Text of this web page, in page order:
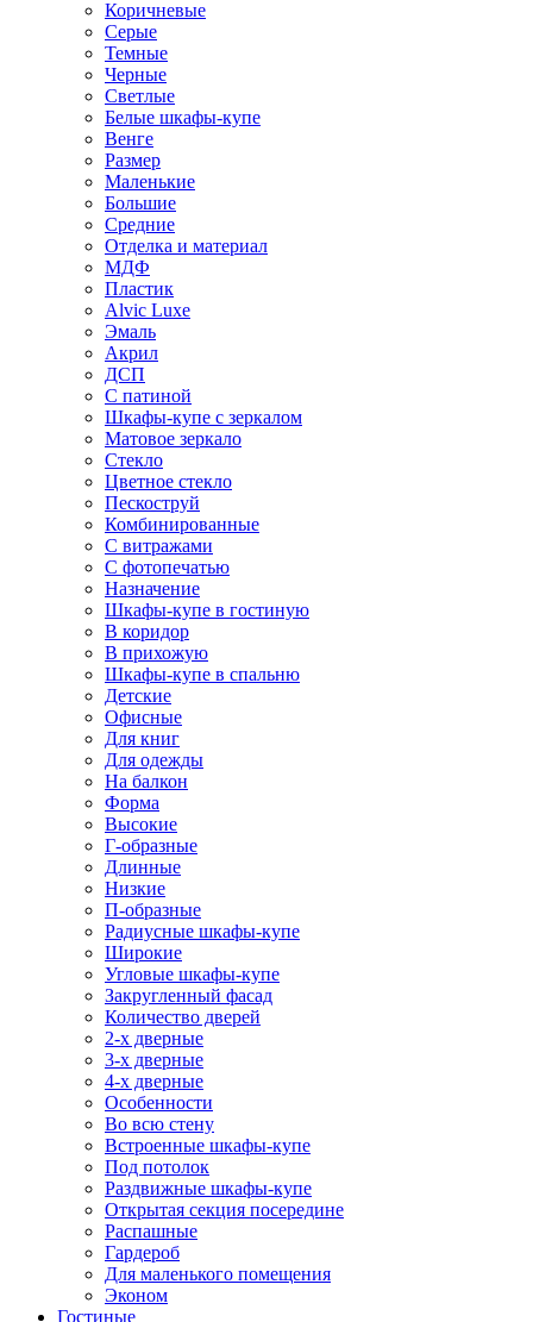
Коричневые
Серые
Темные
Черные
Светлые
Белые шкафы-купе
Венге
Размер
Маленькие
Большие
Средние
Отделка и материал
МДФ
Пластик
Alvic Luxe
Эмаль
Акрил
ДСП
С патиной
Шкафы-купе с зеркалом
Матовое зеркало
Стекло
Цветное стекло
Пескоструй
Комбинированные
С витражами
С фотопечатью
Назначение
Шкафы-купе в гостиную
В коридор
В прихожую
Шкафы-купе в спальню
Детские
Офисные
Для книг
Для одежды
На балкон
Форма
Высокие
Г-образные
Длинные
Низкие
П-образные
Радиусные шкафы-купе
Широкие
Угловые шкафы-купе
Закругленный фасад
Количество дверей
2-х дверные
3-х дверные
4-х дверные
Особенности
Во всю стену
Встроенные шкафы-купе
Под потолок
Раздвижные шкафы-купе
Открытая секция посередине
Распашные
Гардероб
Для маленького помещения
Эконом
Гостиные